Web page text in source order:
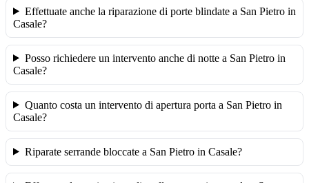
Effettuate anche la riparazione di porte blindate a San Pietro in
Casale?
Posso richiedere un intervento anche di notte a San Pietro in
Casale?
Quanto costa un intervento di apertura porta a San Pietro in
Casale?
Riparate serrande bloccate a San Pietro in Casale?